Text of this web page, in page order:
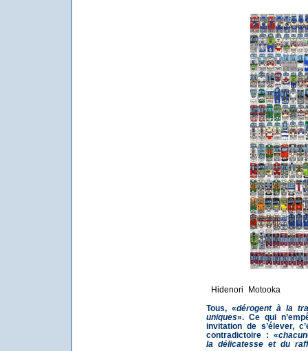
Hidenori Motooka
Tous, «dérogent à la
uniques». Ce qui
invitation de s’élever,
contradictoire : «
la délicatesse et du